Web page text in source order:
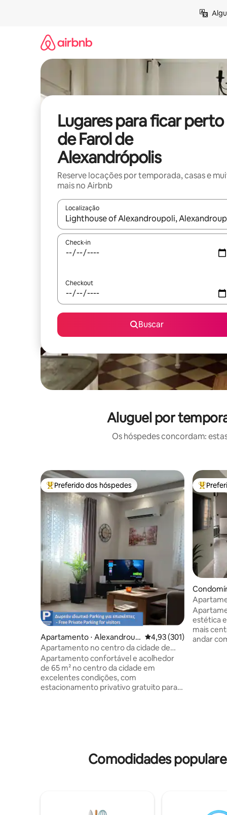
Lugares para ficar perto
de Farol de
Alexandrópolis
Reserve locações por temporada, casas e
mais no Airbnb
Localização
Quando os resultados estiverem disponíveis,
Check-in
Checkout
Buscar
Aluguel por
Os hóspedes concordam:
Entre os melhores preferidos dos hóspedes
Preferido dos hóspedes
Apartamento ⋅ Alexandroup
oli
4,93 de uma avaliação
4,93 (301)
Apartamento no centro da cidade de
Elena
Apartamento confortável e acolhedor
de 65 m² no centro da cidade em
excelentes condições, com
estacionamento privativo gratuito para
de lojas, serviços públicos, cafés. A uma
curta distância há uma padaria,
Entre
i
estética
mais
andar
Comodidades